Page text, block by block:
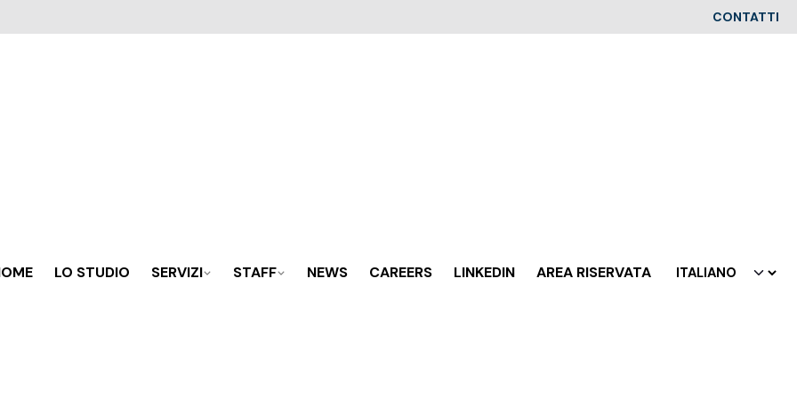
CONTATTI
LO STUDIO SERVIZI STAFF NEWS CAREERS LINKEDIN AREA RISERVATA